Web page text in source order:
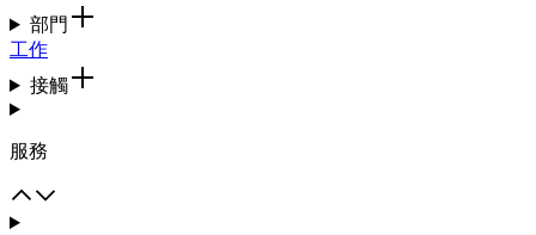
部門
工作
接觸
服務